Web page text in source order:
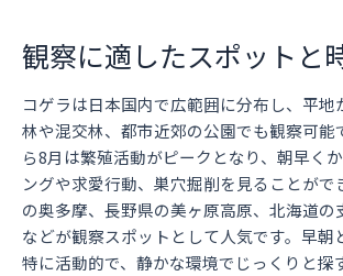
観察に適したスポットと
コゲラは日本国内で広範囲に分布し、平地
林や混交林、都市近郊の公園でも観察可能
ら8月は繁殖活動がピークとなり、朝早く
ングや求愛行動、巣穴掘削を見ることがで
の奥多摩、長野県の美ヶ原高原、北海道の
などが観察スポットとして人気です。早朝
特に活動的で、静かな環境でじっくりと探